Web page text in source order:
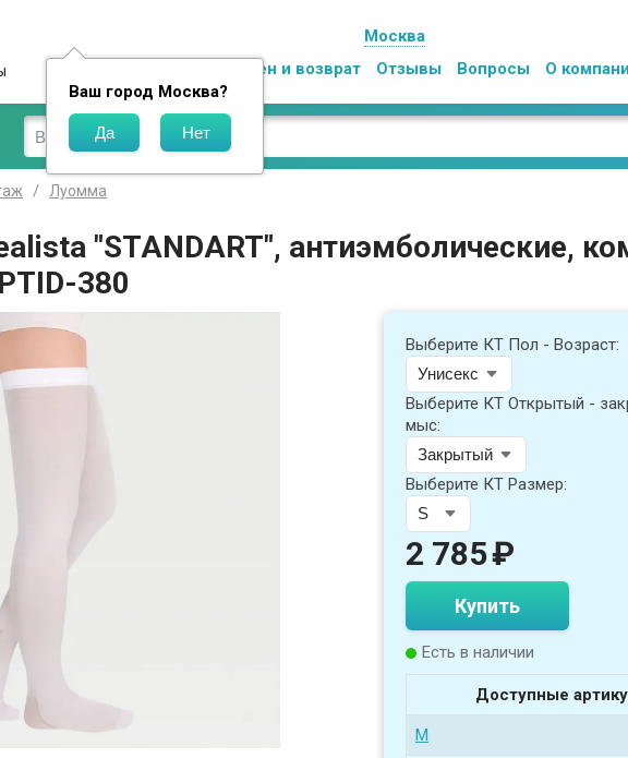
Москва
Ваш город Москва?
Обмен и возврат Отзывы Вопросы О
Луомма
"STANDART", антиэмболические,
380
Выберите КТ Пол - Возраст:
Выберите КТ Открытый -
мыс:
Выберите КТ Размер:
2 785₽
Купить
Есть в наличии
Доступные
M